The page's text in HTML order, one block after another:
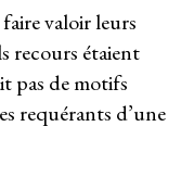
valoir leurs
recours étaient
pas de motifs
requérants d’une